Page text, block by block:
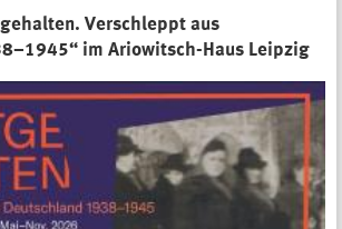
Verschleppt aus
im Ariowitsch-Haus Leipzig